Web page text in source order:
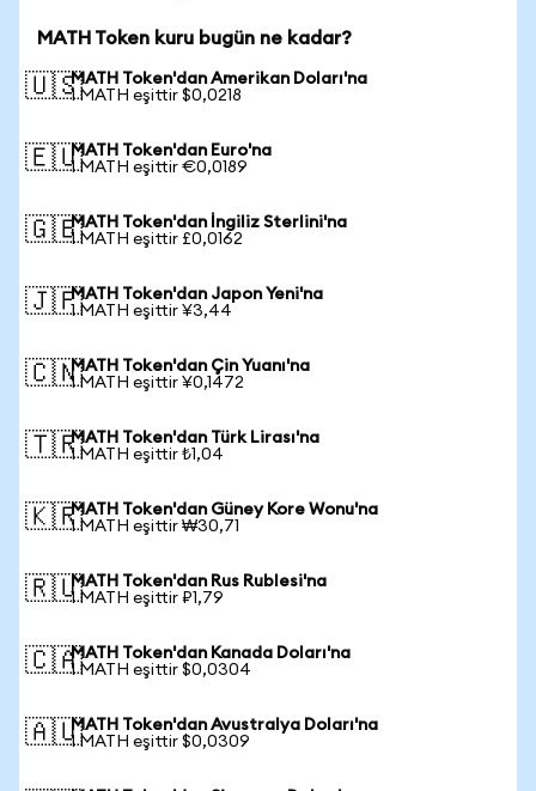
MATH Token kuru bugün ne kadar?
🇺🇸MATH Token'dan Amerikan Doları'na
1 MATH eşittir $0,0218
🇪🇺MATH Token'dan Euro'na
1 MATH eşittir €0,0189
🇬🇧MATH Token'dan İngiliz Sterlini'na
1 MATH eşittir £0,0162
🇯🇵MATH Token'dan Japon Yeni'na
1 MATH eşittir ¥3,44
🇨🇳MATH Token'dan Çin Yuanı'na
1 MATH eşittir ¥0,1472
🇹🇷MATH Token'dan Türk Lirası'na
1 MATH eşittir ₺1,04
🇰🇷MATH Token'dan Güney Kore Wonu'na
1 MATH eşittir ₩30,71
🇷🇺MATH Token'dan Rus Rublesi'na
1 MATH eşittir ₽1,79
🇨🇦MATH Token'dan Kanada Doları'na
1 MATH eşittir $0,0304
🇦🇺MATH Token'dan Avustralya Doları'na
1 MATH eşittir $0,0309